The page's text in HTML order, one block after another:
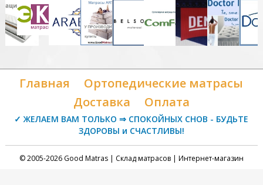
Главная
Ортопедические матрасы
Доставка
Оплата
✓ ЖЕЛАЕМ ВАМ ТОЛЬКО ⇒ СПОКОЙНЫХ СНОВ - БУДЬТЕ
ЗДОРОВЫ и СЧАСТЛИВЫ!
© 2005-2026 Good Matras | Склад матрасов | Интернет-магазин